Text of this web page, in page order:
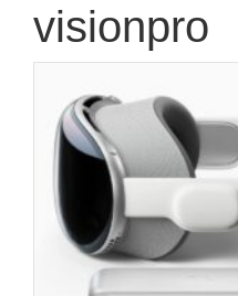
visionpro